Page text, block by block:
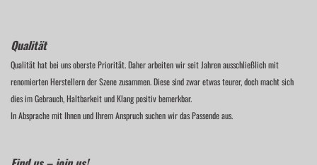
Qualität
Qualität hat bei uns oberste Priorität. Daher arbeiten wir seit Jahren ausschließlich mit
renomierten Herstellern der Szene zusammen. Diese sind zwar etwas teurer, doch macht sich
dies im Gebrauch, Haltbarkeit und Klang positiv bemerkbar.
In Absprache mit Ihnen und Ihrem Anspruch suchen wir das Passende aus.